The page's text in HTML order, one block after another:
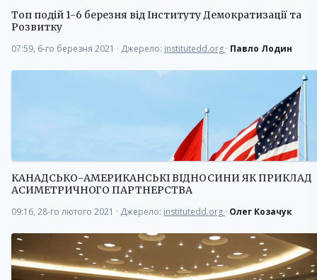
Топ подій 1-6 березня від Інституту Демократизації та
Розвитку
07:59, 6-го березня 2021 · Джерело: institutedd.org · Павло Лодин
КАНАДСЬКО-АМЕРИКАНСЬКІ ВІДНОСИНИ ЯК ПРИКЛАД
АСИМЕТРИЧНОГО ПАРТНЕРСТВА
09:16, 28-го лютого 2021 · Джерело: institutedd.org · Олег Козачук